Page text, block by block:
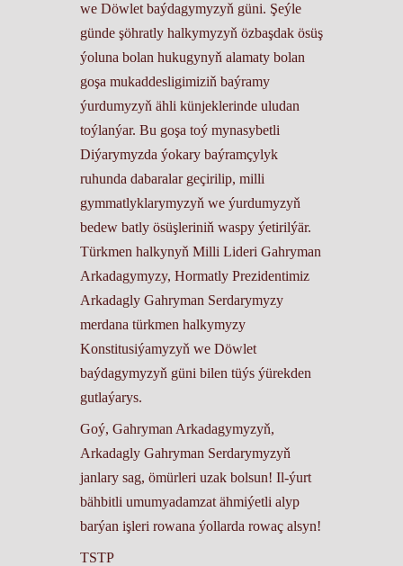
we Döwlet baýdagymyzyň güni. Şeýle
günde şöhratly halkymyzyň özbaşdak ösüş
ýoluna bolan hukugynyň alamaty bolan
goşa mukaddesligimiziň baýramy
ýurdumyzyň ähli künjeklerinde uludan
toýlanýar. Bu goşa toý mynasybetli
Diýarymyzda ýokary baýramçylyk
ruhunda dabaralar geçirilip, milli
gymmatlyklarymyzyň we ýurdumyzyň
bedew batly ösüşleriniň waspy ýetirilýär.
Türkmen halkynyň Milli Lideri Gahryman
Arkadagymyzy, Hormatly Prezidentimiz
Arkadagly Gahryman Serdarymyzy
merdana türkmen halkymyzy
Konstitusiýamyzyň we Döwlet
baýdagymyzyň güni bilen tüýs ýürekden
gutlaýarys.
Goý, Gahryman Arkadagymyzyň,
Arkadagly Gahryman Serdarymyzyň
janlary sag, ömürleri uzak bolsun! Il-ýurt
bähbitli umumyadamzat ähmiýetli alyp
barýan işleri rowana ýollarda rowaç alsyn!
TSTP